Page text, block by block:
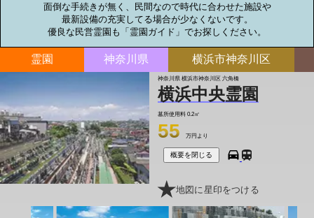
面倒な手続きが無く、民間なので時代に合わせた施設や
最新設備の充実してる場合が少なくないです。
優良な民営霊園も「霊園ガイド」でお探しください。
霊園 神奈川県 横浜市神奈川区
神奈川県 横浜市神奈川区 六角橋
横浜中央霊園
墓所使用料 0.2㎡
55 万円より
概要を閉じる
地図に星印をつける